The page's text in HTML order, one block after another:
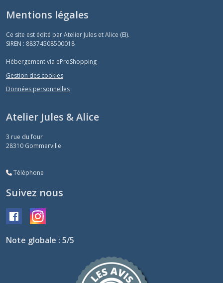
Mentions légales
Ce site est édité par Atelier Jules et Alice (EI).
SIREN : 88374508500018
Hébergement via eProShopping
Gestion des cookies
Données personnelles
Atelier Jules & Alice
3 rue du four
28310 Gommerville
Téléphone
Suivez nous
Note globale : 5/5